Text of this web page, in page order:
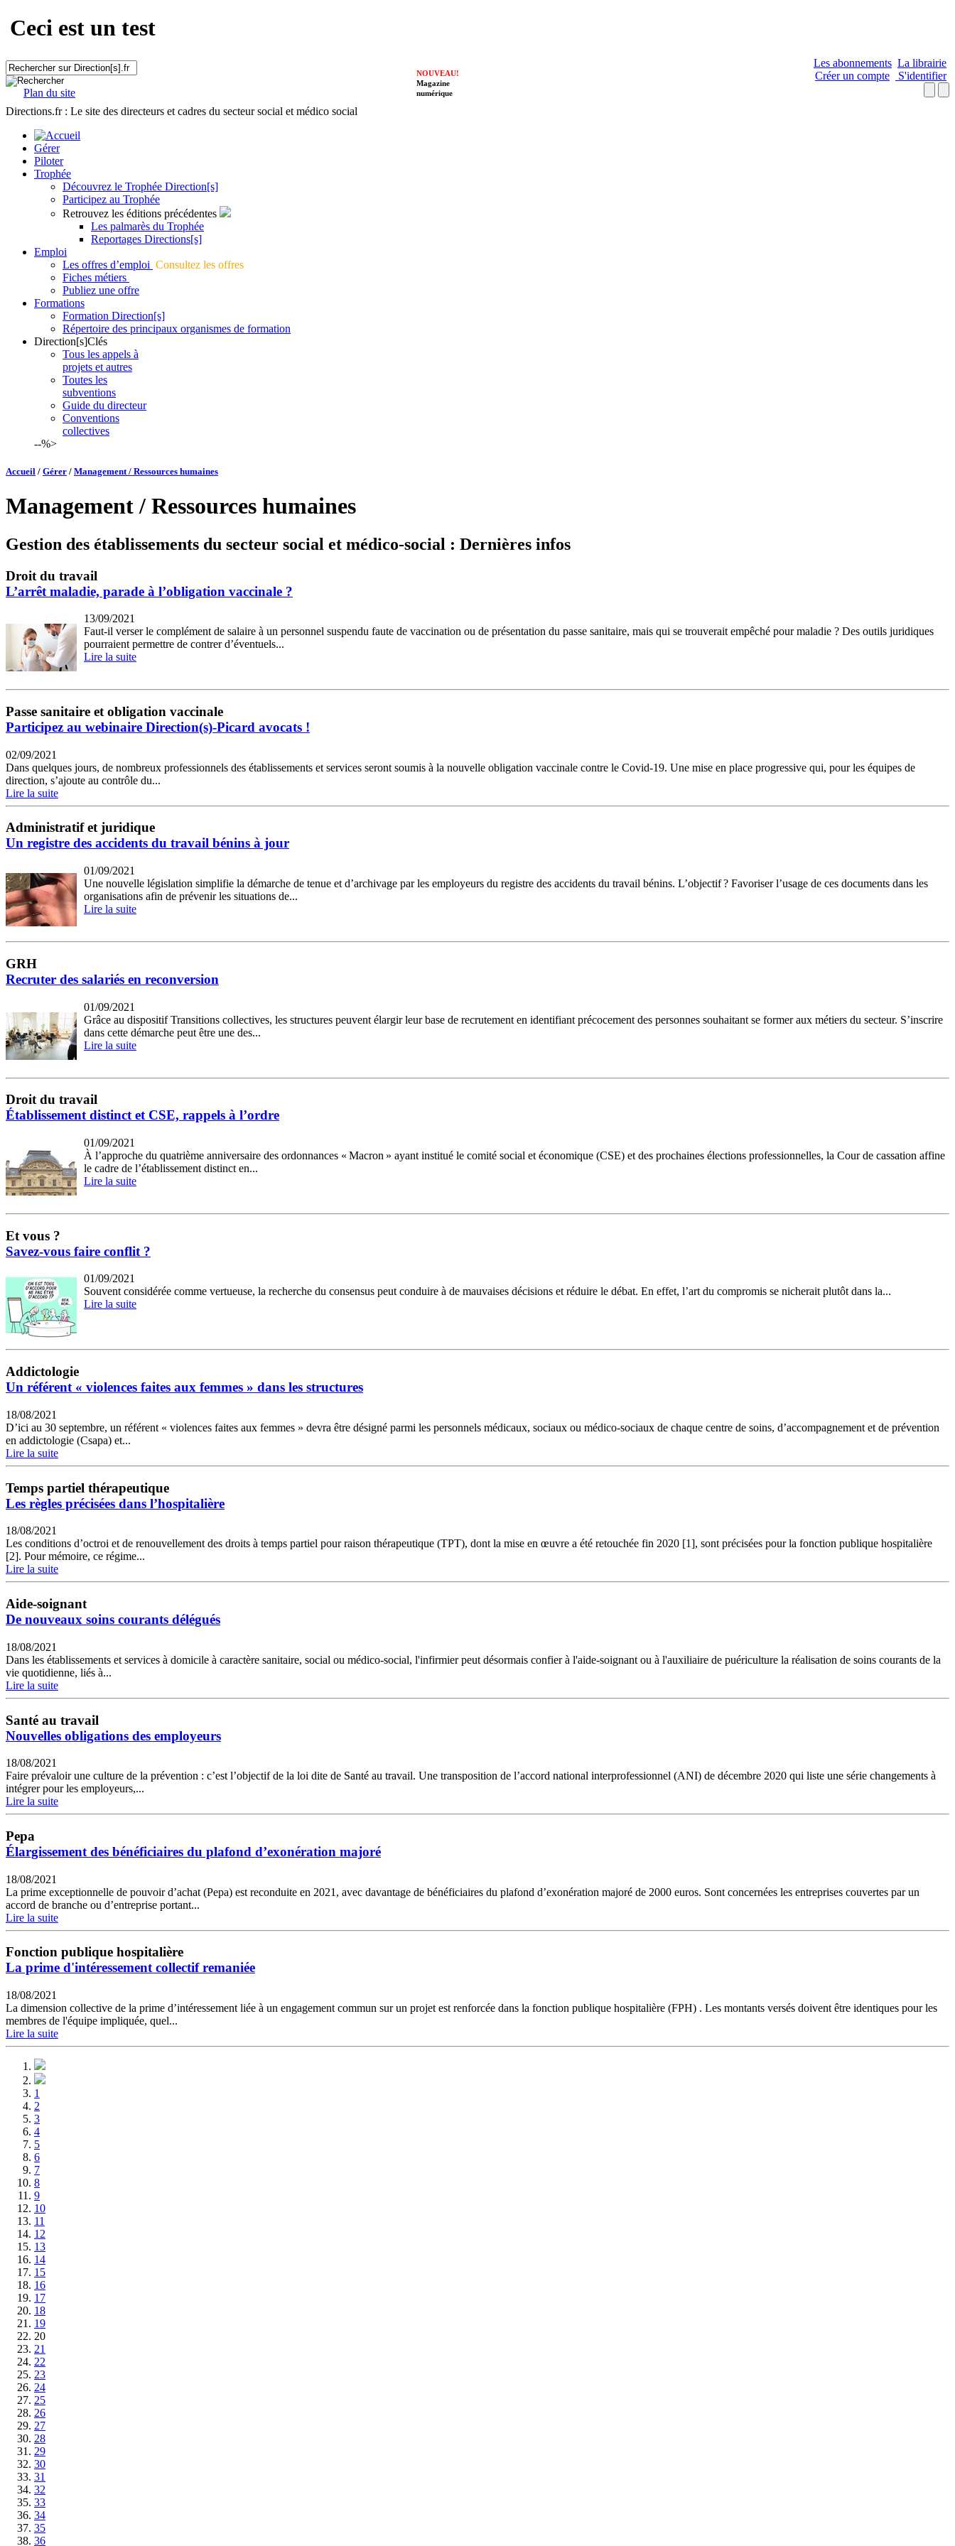
Ceci est un test
Plan du site
Les abonnements La librairie
Créer un compte
S'identifier
NOUVEAU!
Magazine
numérique
Directions.fr : Le site des directeurs et cadres du secteur social et médico social
Gérer
Piloter
Trophée
Découvrez le Trophée Direction[s]
Participez au Trophée
Retrouvez les éditions précédentes
Les palmarès du Trophée
Reportages Directions[s]
Emploi
Les offres d’emploi Consultez les offres
Fiches métiers
Publiez une offre
Formations
Formation Direction[s]
Répertoire des principaux organismes de formation
Direction[s]Clés
Tous les appels à
projets et autres
Toutes les
subventions
Guide du directeur
Conventions
collectives
--%>
Accueil / Gérer / Management / Ressources humaines
Management / Ressources humaines
Gestion des établissements du secteur social et médico-social : Dernières infos
Droit du travail
L’arrêt maladie, parade à l’obligation vaccinale ?
13/09/2021
Faut-il verser le complément de salaire à un personnel suspendu faute de vaccination ou de présentation du passe sanitaire, mais qui se trouverait empêché pour maladie ? Des outils juridiques
pourraient permettre de contrer d’éventuels...
Lire la suite
Passe sanitaire et obligation vaccinale
Participez au webinaire Direction(s)-Picard avocats !
02/09/2021
Dans quelques jours, de nombreux professionnels des établissements et services seront soumis à la nouvelle obligation vaccinale contre le Covid-19. Une mise en place progressive qui, pour les équipes de
direction, s’ajoute au contrôle du...
Lire la suite
Administratif et juridique
Un registre des accidents du travail bénins à jour
01/09/2021
Une nouvelle législation simplifie la démarche de tenue et d’archivage par les employeurs du registre des accidents du travail bénins. L’objectif ? Favoriser l’usage de ces documents dans les
organisations afin de prévenir les situations de...
Lire la suite
GRH
Recruter des salariés en reconversion
01/09/2021
Grâce au dispositif Transitions collectives, les structures peuvent élargir leur base de recrutement en identifiant précocement des personnes souhaitant se former aux métiers du secteur. S’inscrire
dans cette démarche peut être une des...
Lire la suite
Droit du travail
Établissement distinct et CSE, rappels à l’ordre
01/09/2021
À l’approche du quatrième anniversaire des ordonnances « Macron » ayant institué le comité social et économique (CSE) et des prochaines élections professionnelles, la Cour de cassation affine
le cadre de l’établissement distinct en...
Lire la suite
Et vous ?
Savez-vous faire conflit ?
01/09/2021
Souvent considérée comme vertueuse, la recherche du consensus peut conduire à de mauvaises décisions et réduire le débat. En effet, l’art du compromis se nicherait plutôt dans la...
Lire la suite
Addictologie
Un référent « violences faites aux femmes » dans les structures
18/08/2021
D’ici au 30 septembre, un référent « violences faites aux femmes » devra être désigné parmi les personnels médicaux, sociaux ou médico-sociaux de chaque centre de soins, d’accompagnement et de prévention
en addictologie (Csapa) et...
Lire la suite
Temps partiel thérapeutique
Les règles précisées dans l’hospitalière
18/08/2021
Les conditions d’octroi et de renouvellement des droits à temps partiel pour raison thérapeutique (TPT), dont la mise en œuvre a été retouchée fin 2020 [1], sont précisées pour la fonction publique hospitalière
[2]. Pour mémoire, ce régime...
Lire la suite
Aide-soignant
De nouveaux soins courants délégués
18/08/2021
Dans les établissements et services à domicile à caractère sanitaire, social ou médico-social, l'infirmier peut désormais confier à l'aide-soignant ou à l'auxiliaire de puériculture la réalisation de soins courants de la
vie quotidienne, liés à...
Lire la suite
Santé au travail
Nouvelles obligations des employeurs
18/08/2021
Faire prévaloir une culture de la prévention : c’est l’objectif de la loi dite de Santé au travail. Une transposition de l’accord national interprofessionnel (ANI) de décembre 2020 qui liste une série changements à
intégrer pour les employeurs,...
Lire la suite
Pepa
Élargissement des bénéficiaires du plafond d’exonération majoré
18/08/2021
La prime exceptionnelle de pouvoir d’achat (Pepa) est reconduite en 2021, avec davantage de bénéficiaires du plafond d’exonération majoré de 2000 euros. Sont concernées les entreprises couvertes par un
accord de branche ou d’entreprise portant...
Lire la suite
Fonction publique hospitalière
La prime d'intéressement collectif remaniée
18/08/2021
La dimension collective de la prime d’intéressement liée à un engagement commun sur un projet est renforcée dans la fonction publique hospitalière (FPH) . Les montants versés doivent être identiques pour les
membres de l'équipe impliquée, quel...
Lire la suite
1
2
3
4
5
6
7
8
9
10
11
12
13
14
15
16
17
18
19
20
21
22
23
24
25
26
27
28
29
30
31
32
33
34
35
36